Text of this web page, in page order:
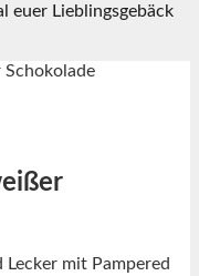
euer Lieblingsgebäck
Lecker mit Pampered